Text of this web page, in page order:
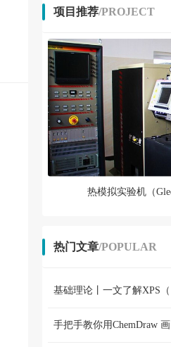
项目推荐/PROJECT
热模拟实验机（
热门文章/POPULAR